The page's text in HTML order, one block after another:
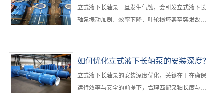
办？
立式液下长轴泵一旦发生气蚀，会引发立式液下长
轴泵振动加剧、效率下降、叶轮损坏甚至突发故
以防止进一步损伤，随后从吸入条件、运行参数和
如何优化立式液下长轴泵的安装深度？
立式液下长轴泵的安装深度优化，关键在于‌在确保
运行效率与安全的前提下，合理匹配泵轴长度与储